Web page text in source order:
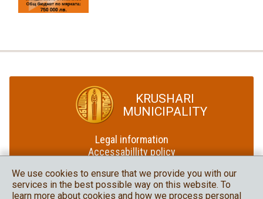
KRUSHARI
MUNICIPALITY
Legal information
Accessabillity policy
Krushari Municipality
We use cookies to ensure that we provide you with our
services in the best possible way on this website. To
learn more about cookies and how we process personal